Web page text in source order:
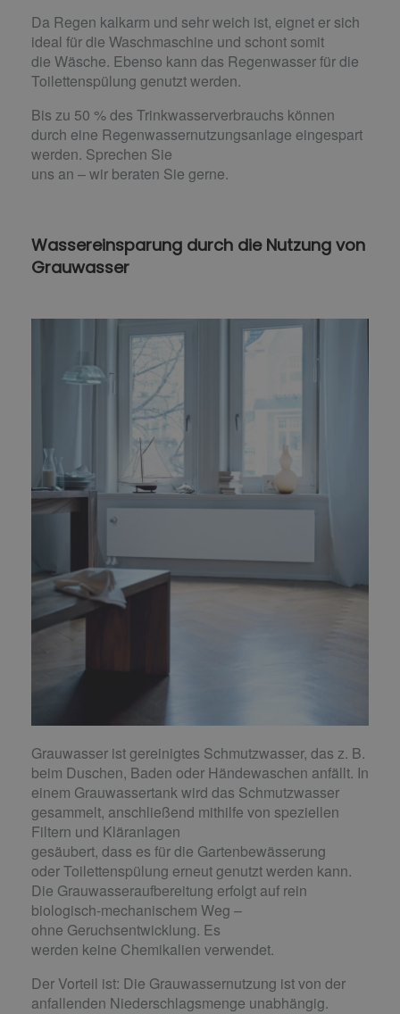
Da Regen kalkarm und sehr weich ist, eignet er sich
ideal für die Waschmaschine und schont somit
die Wäsche. Ebenso kann das Regenwasser für die
Toilettenspülung genutzt werden.
Bis zu 50 % des Trinkwasserverbrauchs können
durch eine Regenwassernutzungsanlage eingespart
werden. Sprechen Sie
uns an – wir beraten Sie gerne.
Wassereinsparung durch die Nutzung von
Grauwasser
Grauwasser ist gereinigtes Schmutzwasser, das z. B.
beim Duschen, Baden oder Händewaschen anfällt. In
einem Grauwassertank wird das Schmutzwasser
gesammelt, anschließend mithilfe von speziellen
Filtern und Kläranlagen
gesäubert, dass es für die Gartenbewässerung
oder Toilettenspülung erneut genutzt werden kann.
Die Grauwasseraufbereitung erfolgt auf rein
biologisch-mechanischem Weg –
ohne Geruchsentwicklung. Es
werden keine Chemikalien verwendet.
Der Vorteil ist: Die Grauwassernutzung ist von der
anfallenden Niederschlagsmenge unabhängig.